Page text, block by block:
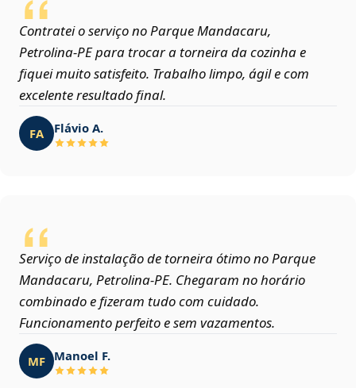
Contratei o serviço no Parque Mandacaru,
Petrolina‑PE para trocar a torneira da cozinha e
fiquei muito satisfeito. Trabalho limpo, ágil e com
excelente resultado final.
FA Flávio A.
Serviço de instalação de torneira ótimo no Parque
Mandacaru, Petrolina‑PE. Chegaram no horário
combinado e fizeram tudo com cuidado.
Funcionamento perfeito e sem vazamentos.
MF Manoel F.